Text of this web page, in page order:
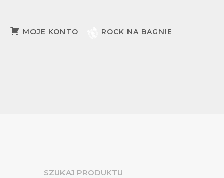
MOJE KONTO ROCK NA BAGNIE
SZUKAJ PRODUKTU